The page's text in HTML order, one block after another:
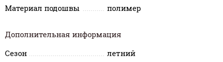
Материал подошвы
полимер
Дополнительная информация
Сезон
летний